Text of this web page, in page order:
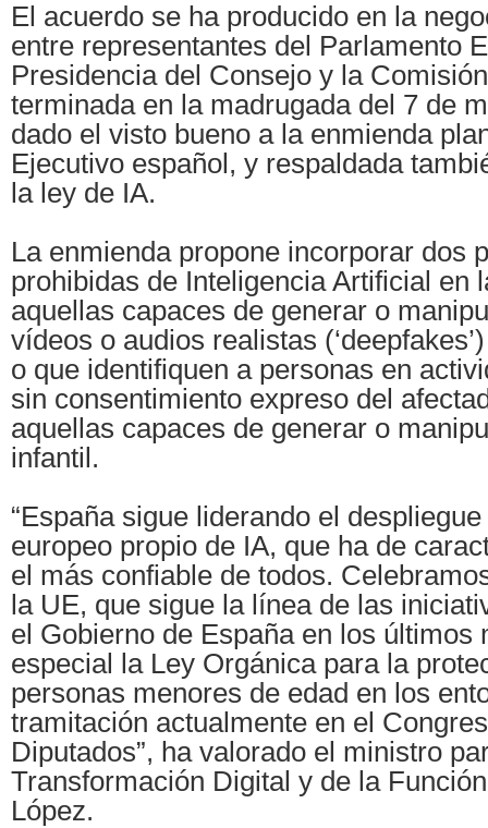
El acuerdo se ha producido en la
entre representantes del Parlamento
Presidencia del Consejo y la
terminada en la madrugada del 7 de
dado el visto bueno a la enmienda
Ejecutivo español, y respaldada
la ley de IA.
La enmienda propone incorporar dos
prohibidas de Inteligencia Artificial en
aquellas capaces de generar o
vídeos o audios realistas
o que identifiquen a personas en
sin consentimiento expreso del
aquellas capaces de generar o
infantil.
“España sigue liderando el
europeo propio de IA, que ha de
el más confiable de todos.
la UE, que sigue la línea de las
el Gobierno de España en los últimos
especial la Ley Orgánica para la
personas menores de edad en los
tramitación actualmente en el
Diputados”, ha valorado el ministro
Transformación Digital y de la
López.